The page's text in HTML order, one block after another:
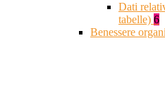
Dati
tabelle) 6
Benessere